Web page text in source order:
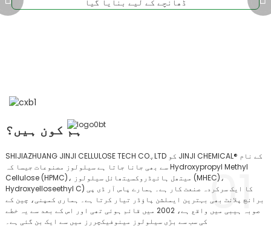
01
ہم کون ہیں؟
SHIJIAZHUANG JINJI CELLULOSE TECH CO., LTD کو JINJI CHEMICAL® کے نام
سے بھی جانا جاتا ہے سیلولوز مصنوعات جیسا کہ Hydroxypropyl Methyl
Cellulose (HPMC)، میتھل ہائیڈروکسیتھائل سیلولوز (MHEC)،
Hydroxyelloseethyl C) کا ایک سرکردہ صنعت کار ہے۔ ہمارے پاس آر ڈی پی
برانچ پلانٹ بھی بہترین ایملشن پاؤڈر تیار کرتا ہے۔ ہماری کمپنی، چین کے
صوبہ ہیبی میں واقع ہے، 2002 میں قائم ہوئی تھی اور اس کے بعد سے یہ خطے
کی سب سے بڑی سیلولوز مینوفیکچررز میں سے ایک بن گئی ہے۔